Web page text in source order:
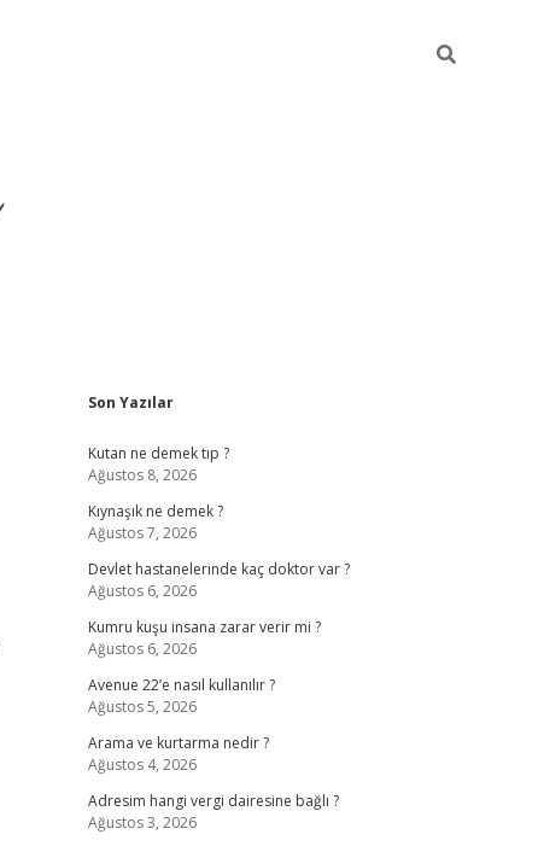
Sidebar
Son Yazılar
Kutan ne demek tıp ?
Ağustos 8, 2026
Kıynaşık ne demek ?
Ağustos 7, 2026
Devlet hastanelerinde kaç doktor var ?
Ağustos 6, 2026
Kumru kuşu insana zarar verir mi ?
Ağustos 6, 2026
Avenue 22’e nasıl kullanılır ?
Ağustos 5, 2026
Arama ve kurtarma nedir ?
Ağustos 4, 2026
Adresim hangi vergi dairesine bağlı ?
Ağustos 3, 2026